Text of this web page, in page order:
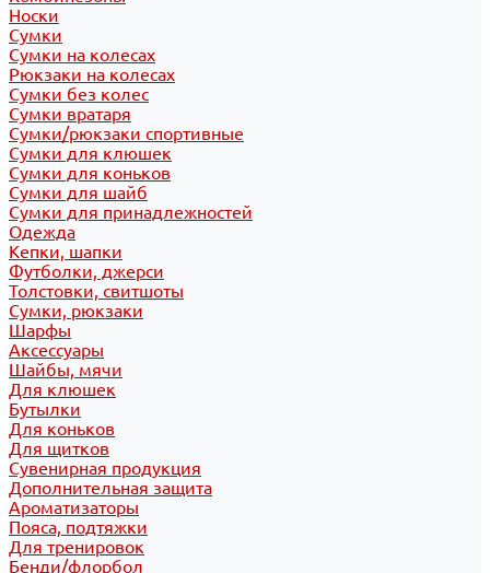
Носки
Сумки
Сумки на колесах
Рюкзаки на колесах
Сумки без колес
Сумки вратаря
Сумки/рюкзаки спортивные
Сумки для клюшек
Сумки для коньков
Сумки для шайб
Сумки для принадлежностей
Одежда
Кепки, шапки
Футболки, джерси
Толстовки, свитшоты
Сумки, рюкзаки
Шарфы
Аксессуары
Шайбы, мячи
Для клюшек
Бутылки
Для коньков
Для щитков
Сувенирная продукция
Дополнительная защита
Ароматизаторы
Пояса, подтяжки
Для тренировок
Бенди/флорбол